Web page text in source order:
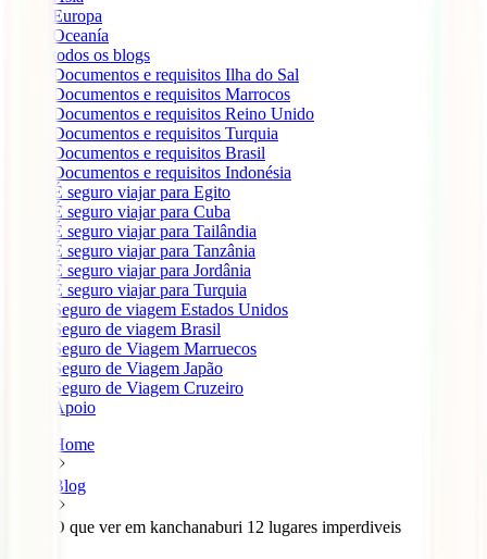
Europa
Oceanía
todos os blogs
Documentos e requisitos Ilha do Sal
Documentos e requisitos Marrocos
Documentos e requisitos Reino Unido
Documentos e requisitos Turquia
Documentos e requisitos Brasil
Documentos e requisitos Indonésia
É seguro viajar para Egito
É seguro viajar para Cuba
É seguro viajar para Tailândia
É seguro viajar para Tanzânia
É seguro viajar para Jordânia
É seguro viajar para Turquia
Seguro de viagem Estados Unidos
Seguro de viagem Brasil
Seguro de Viagem Marruecos
Seguro de Viagem Japão
Seguro de Viagem Cruzeiro
Apoio
Home
Blog
O que ver em kanchanaburi 12 lugares imperdiveis